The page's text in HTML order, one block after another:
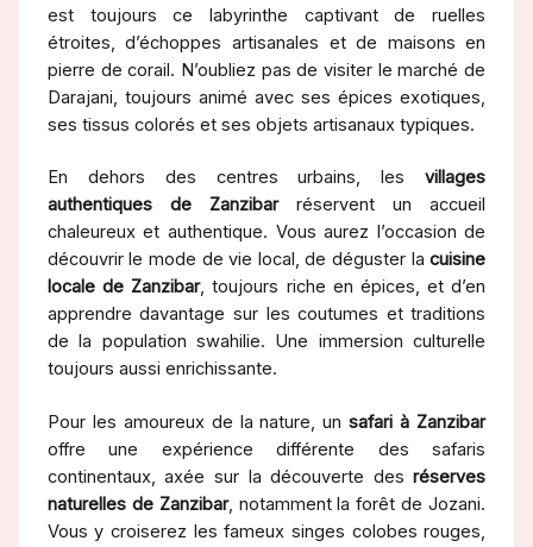
est toujours ce labyrinthe captivant de ruelles
étroites, d’échoppes artisanales et de maisons en
pierre de corail. N’oubliez pas de visiter le marché de
Darajani, toujours animé avec ses épices exotiques,
ses tissus colorés et ses objets artisanaux typiques.
En dehors des centres urbains, lesvillages
authentiques de Zanzibarréservent un accueil
chaleureux et authentique. Vous aurez l’occasion de
découvrir le mode de vie local, de déguster lacuisine
locale de Zanzibar, toujours riche en épices, et d’en
apprendre davantage sur les coutumes et traditions
de la population swahilie. Une immersion culturelle
toujours aussi enrichissante.
Pour les amoureux de la nature, unsafari à Zanzibar
offre une expérience différente des safaris
continentaux, axée sur la découverte desréserves
naturelles de Zanzibar, notamment la forêt de Jozani.
Vous y croiserez les fameux singes colobes rouges,